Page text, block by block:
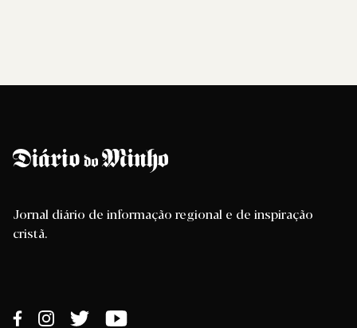
Jornal diário de informação regional e de inspiração
cristã.